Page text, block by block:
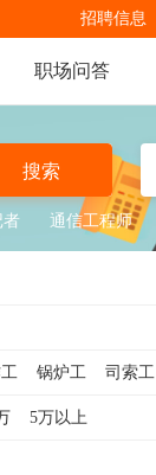
招聘信息
职场问答
搜索
者 通信工程师
锅炉工 司索工
车工 绿化工
5万以上